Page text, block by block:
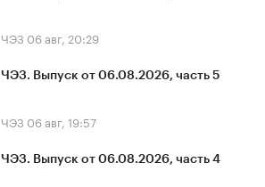
ЧЭЗ 06 авг, 20:29
ЧЭЗ. Выпуск от 06.08.2026, часть 5
ЧЭЗ 06 авг, 19:57
ЧЭЗ. Выпуск от 06.08.2026, часть 4